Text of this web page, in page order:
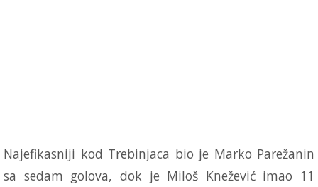
Najefikasniji kod Trebinjaca bio je Marko Parežanin
sa sedam golova, dok je Miloš Knežević imao 11